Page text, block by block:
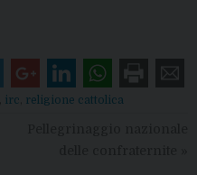
irc religione cattolica